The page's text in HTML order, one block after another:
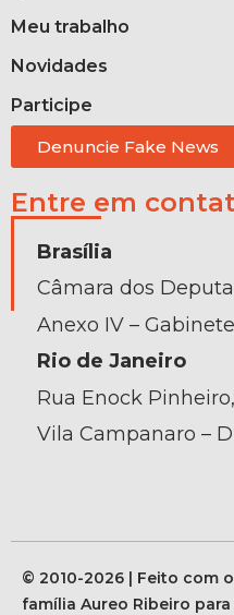
Meu trabalho
Novidades
Participe
Denuncie Fake News
Entre em
Brasília
Câmara dos
Anexo IV –
Rio de Janeiro
Rua Enock
Vila Campanaro –
© 2010-2026 | Feito com
família Aureo Ribeiro